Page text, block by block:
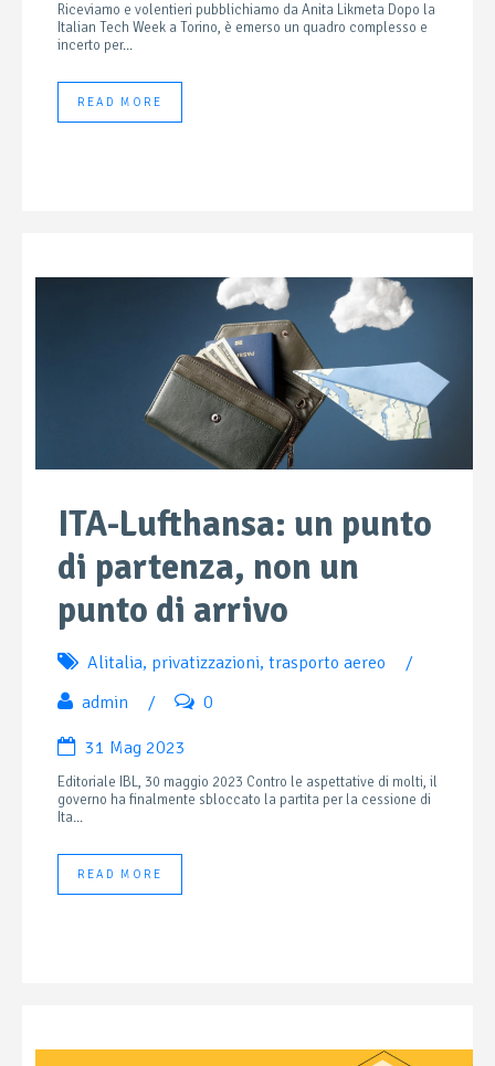
Riceviamo e volentieri pubblichiamo da Anita Likmeta Dopo la
Italian Tech Week a Torino, è emerso un quadro complesso e
incerto per...
READ MORE
ITA-Lufthansa: un punto
di partenza, non un
punto di arrivo
Alitalia, privatizzazioni, trasporto aereo
/
admin
/ 0
31 Mag 2023
Editoriale IBL, 30 maggio 2023 Contro le aspettative di molti, il
governo ha finalmente sbloccato la partita per la cessione di
Ita...
READ MORE